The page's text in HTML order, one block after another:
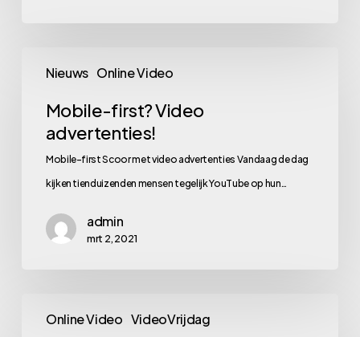
Nieuws Online Video
first?
Video
advertenties!
Mobile-first? Video
advertenties!
Mobile-first Scoor met video advertenties Vandaag de dag
kijken tienduizenden mensen tegelijk YouTube op hun…
admin
mrt 2, 2021
Online Video VideoVrijdag